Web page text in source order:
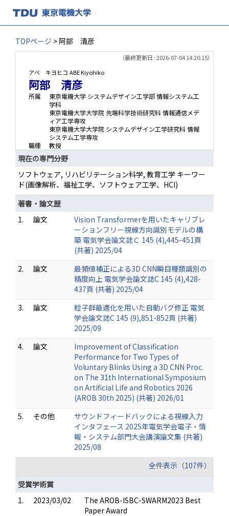
TOPページ > 阿部 清彦
（最終更新日 : 2026-07-04 14:20:15）
アベ キヨヒコ ABE Kiyohiko
阿部 清彦
所属
東京電機大学 システムデザイン工学部 情報システム工
学科
東京電機大学大学院 先端科学技術研究科 情報通信メデ
ィア工学専攻
東京電機大学大学院 システムデザイン工学研究科 情報
システム工学専攻
職種
教授
現在の専門分野
ソフトウェア, リハビリテーション科学, 教育工学 キーワー
ド(画像解析、福祉工学、ソフトウェア工学、HCI)
著書・論文歴
1.
論文
Vision Transformerを用いたキャリブレ
ーションフリー視線方向識別モデルの構
築 電気学会論文誌Ｃ 145 (4),445-451頁
(共著) 2025/04
2.
論文
最頻値補正による3D CNN瞬目種類識別の
精度向上 電気学会論文誌C 145 (4),428-
437頁 (共著) 2025/04
3.
論文
粒子群最適化を用いた自動バグ修正 電気
学会論文誌C 145 (9),851-852頁 (共著)
2025/09
4.
論文
Improvement of Classification
Performance for Two Types of
Voluntary Blinks Using a 3D CNN Proc.
on The 31th International Symposium
on Artificial Life and Robotics 2026
(AROB 30th 2025) (共著) 2026/01
5.
その他
サウンドフィードバックによる視線入力
インタフェース 2025年電気学会電子・情
報・システム部門大会講演論文集 (共著)
2025/08
全件表示（107件）
受賞学術賞
1.
2023/03/02
The AROB-ISBC-SWARM2023 Best
Paper Award